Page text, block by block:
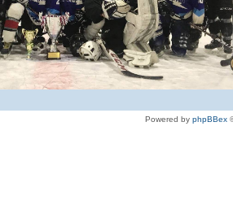
Powered by phpBBex